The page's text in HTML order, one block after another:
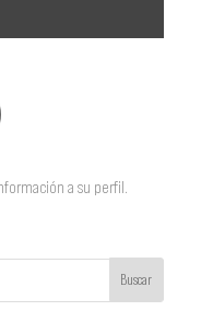
a su perfil.